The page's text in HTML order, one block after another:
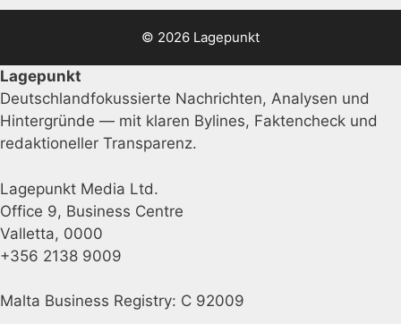
© 2026 Lagepunkt
Lagepunkt
Deutschlandfokussierte Nachrichten, Analysen und
Hintergründe — mit klaren Bylines, Faktencheck und
redaktioneller Transparenz.
Lagepunkt Media Ltd.
Office 9, Business Centre
Valletta, 0000
+356 2138 9009
Malta Business Registry: C 92009